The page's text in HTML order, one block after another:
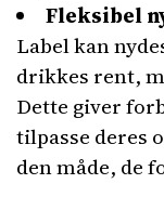
Fleksibel
Label kan
drikkes rent,
Dette giver
tilpasse deres
den måde, de